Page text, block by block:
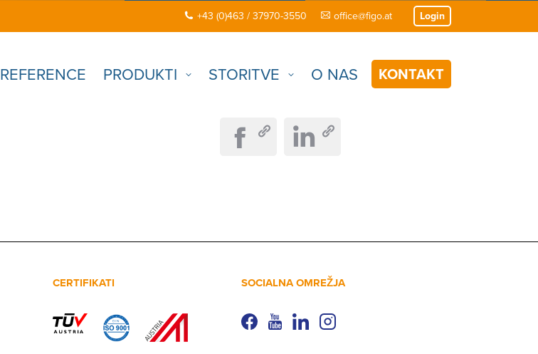
+43 (0)463 / 37970-3550 office@figo.at Login
REFERENCE PRODUKTI STORITVE O NAS KONTAKT
CERTIFIKATI SOCIALNA OMREŽJA